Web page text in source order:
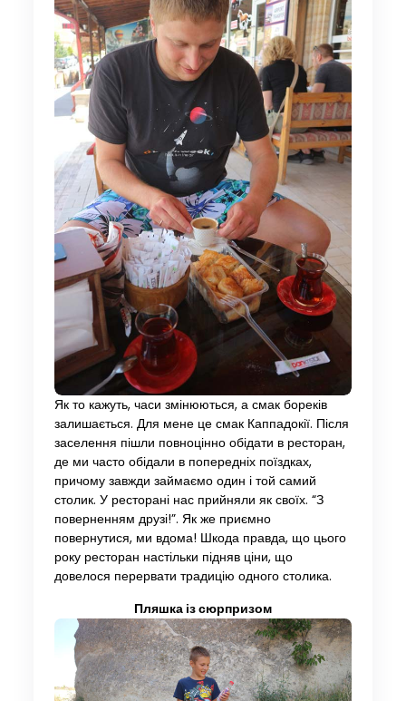
Як то кажуть, часи змінюються, а смак бореків
залишається. Для мене це смак Каппадокії. Після
заселення пішли повноцінно обідати в ресторан,
де ми часто обідали в попередніх поїздках,
причому завжди займаємо один і той самий
столик. У ресторані нас прийняли як своїх. “З
поверненням друзі!”. Як же приємно
повернутися, ми вдома! Шкода правда, що цього
року ресторан настільки підняв ціни, що
довелося перервати традицію одного столика.
Пляшка із сюрпризом